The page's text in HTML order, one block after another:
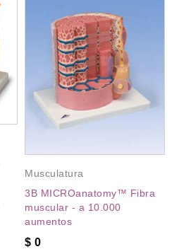
Musculatura
3B MICROanatomy™ Fibra
muscular - a 10.000
aumentos
$ 0